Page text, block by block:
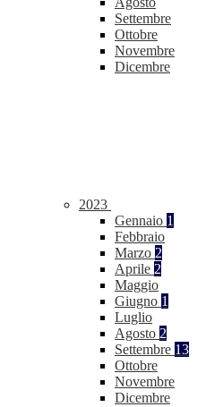
Settembre
Ottobre
Novembre
Dicembre
2023
Gennaio 1
Febbraio
Marzo 2
Aprile 2
Maggio
Giugno 1
Luglio
Agosto 2
Settembre 13
Ottobre
Novembre
Dicembre